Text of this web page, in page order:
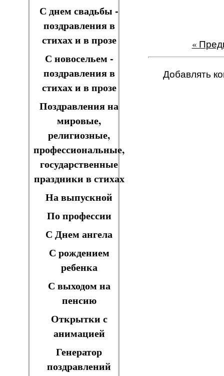
С днем свадьбы -
поздравления в
стихах и в прозе
С новосельем -
поздравления в
стихах и в прозе
Поздравления на
мировые,
религиозные,
профессиональные,
государственные
праздники в стихах
На выпускной
По профессии
С Днем ангела
С рождением
ребенка
С выходом на
пенсию
Открытки с
анимацией
Генератор
поздравлений
«
Добавлять